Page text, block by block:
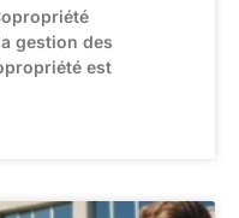
gestion des
est